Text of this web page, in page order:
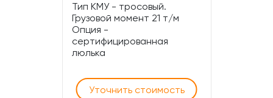
Тип КМУ - тросовый.
Грузовой момент 21 т/м
Опция -
сертифицированная
люлька
Уточнить стоимость